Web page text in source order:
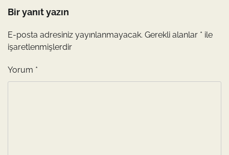
Bir yanıt yazın
E-posta adresiniz yayınlanmayacak. Gerekli alanlar * ile
işaretlenmişlerdir
Yorum *